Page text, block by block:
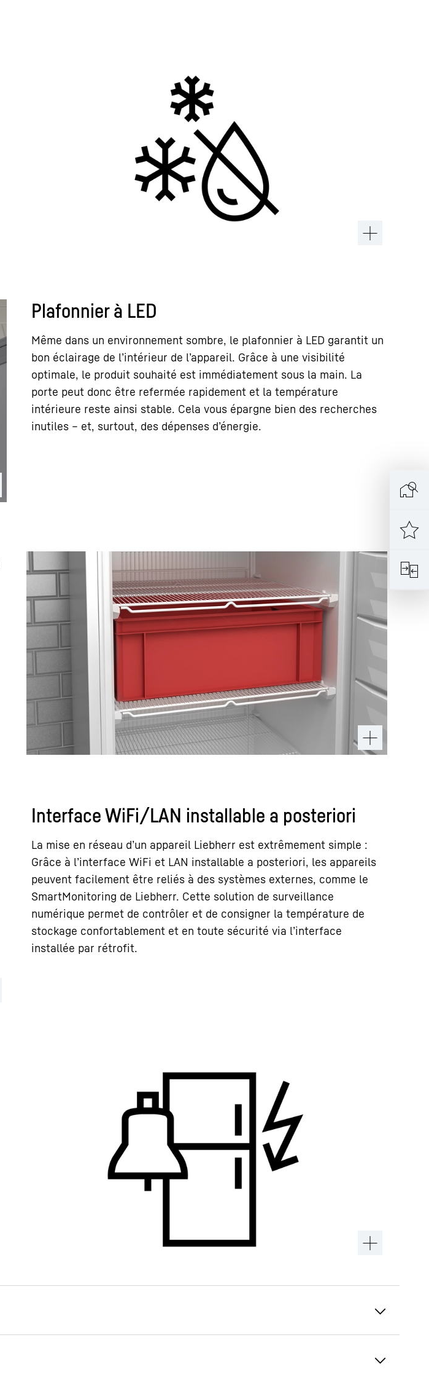
Plafonnier à LED
Même dans un environnement sombre, le plafonnier à LED garantit un
bon éclairage de l’intérieur de l’appareil. Grâce à une visibilité
optimale, le produit souhaité est immédiatement sous la main. La
porte peut donc être refermée rapidement et la température
intérieure reste ainsi stable. Cela vous épargne bien des recherches
inutiles – et, surtout, des dépenses d’énergie.
Interface WiFi/LAN installable a posteriori
La mise en réseau d’un appareil Liebherr est extrêmement simple :
Grâce à l’interface WiFi et LAN installable a posteriori, les appareils
peuvent facilement être reliés à des systèmes externes, comme le
SmartMonitoring de Liebherr. Cette solution de surveillance
numérique permet de contrôler et de consigner la température de
stockage confortablement et en toute sécurité via l’interface
installée par rétrofit.